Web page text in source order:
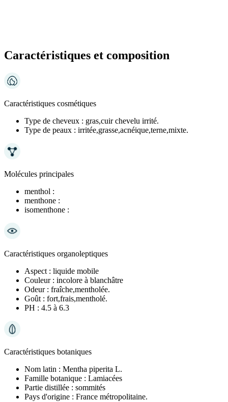
Caractéristiques et composition
Caractéristiques cosmétiques
Type de cheveux : gras,cuir chevelu irrité.
Type de peaux : irritée,grasse,acnéique,terne,mixte.
Molécules principales
menthol :
menthone :
isomenthone :
Caractéristiques organoleptiques
Aspect : liquide mobile
Couleur : incolore à blanchâtre
Odeur : fraîche,mentholée.
Goût : fort,frais,mentholé.
PH : 4.5 à 6.3
Caractéristiques botaniques
Nom latin : Mentha piperita L.
Famille botanique : Lamiacées
Partie distillée : sommités
Pays d'origine : France métropolitaine.